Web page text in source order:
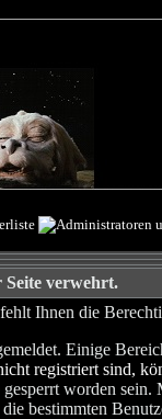
verwehrt.
Ihnen die
Einige
registriert sind,
worden
bestimmten